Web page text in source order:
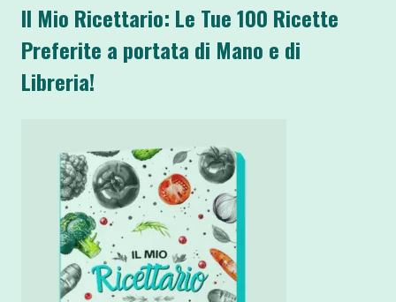
Il Mio Ricettario: Le Tue 100 Ricette
Preferite a portata di Mano e di
Libreria!